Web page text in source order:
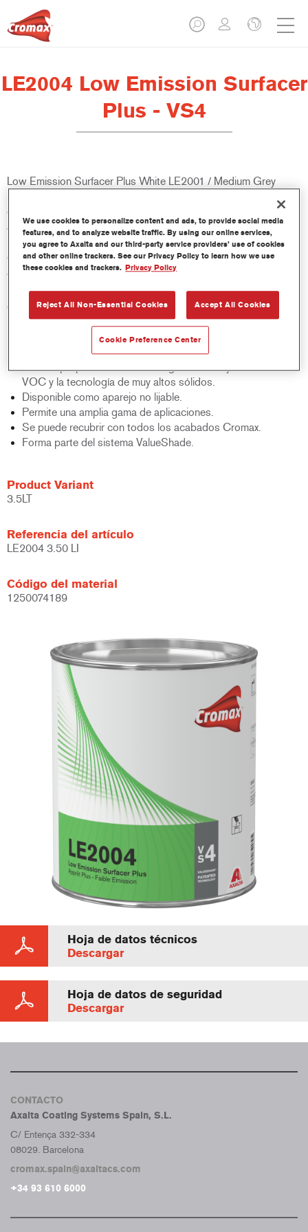
LE2004 Low Emission Surfacer
Plus - VS4
Low Emission Surfacer Plus White LE2001 / Medium Grey
emisión y que cumple la legislación VOC. Se puede usar como
aparejo lijable o en una aplicación húmedo sobre húmedo.
Forma parte del sistema ValueShade, que proporciona el fondo
óptimo para una mayor cubrición con cualquier color de
acabado.
Características del producto
Excelentes propiedades de lijado.
Acabado muy duradero.
Ayuda a mejorar la productividad.
Buenas propiedades de relleno gracias al bajo contenido de
VOC y la tecnología de muy altos sólidos.
Disponible como aparejo no lijable.
Permite una amplia gama de aplicaciones.
Se puede recubrir con todos los acabados Cromax.
Forma parte del sistema ValueShade.
Product Variant
3.5LT
Referencia del artículo
LE2004 3.50 LI
Código del material
1250074189
Hoja de datos técnicos
Descargar
Hoja de datos de seguridad
Descargar
CONTACTO
Axalta Coating Systems Spain, S.L.
C/ Entença 332-334
08029. Barcelona
cromax.spain@axaltacs.com
+34 93 610 6000
We use cookies to personalize content and ads, to provide social media
features, and to analyze website traffic. By using our online services,
you agree to Axalta and our third-party service providers’ use of cookies
and other online trackers. See our Privacy Policy to learn how we use
these cookies and trackers. Privacy Policy
Reject All Non-Essential Cookies Accept All Cookies
Cookie Preference Center